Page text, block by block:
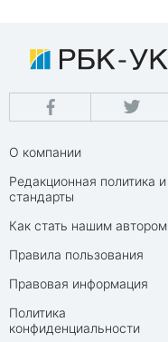
О компании
Редакционная политика и
стандарты
Как стать нашим автором
Правила пользования
Правовая информация
Политика
конфиденциальности